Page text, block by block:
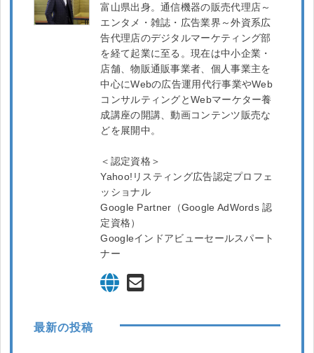
富山県出身。通信機器の販売代理店～
エンタメ・雑誌・広告業界～外資系広
告代理店のデジタルマーケティング部
を経て起業に至る。現在は中小企業・
店舗、物販通販事業者、個人事業主を
中心にWebの広告運用代行事業やWeb
コンサルティングとWebマーケター養
成講座の開講、動画コンテンツ販売な
どを展開中。
＜認定資格＞
Yahoo!リスティング広告認定プロフェ
ッショナル
Google Partner（Google AdWords 認
定資格）
Googleインドアビューセールスパート
ナー
最新の投稿